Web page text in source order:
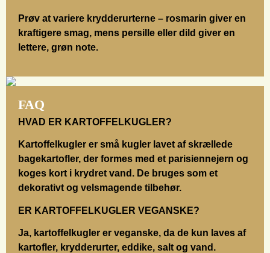
Prøv at variere krydderurterne – rosmarin giver en
kraftigere smag, mens persille eller dild giver en
lettere, grøn note.
FAQ
HVAD ER KARTOFFELKUGLER?
Kartoffelkugler er små kugler lavet af skrællede
bagekartofler, der formes med et parisiennejern og
koges kort i krydret vand. De bruges som et
dekorativt og velsmagende tilbehør.
ER KARTOFFELKUGLER VEGANSKE?
Ja, kartoffelkugler er veganske, da de kun laves af
kartofler, krydderurter, eddike, salt og vand.